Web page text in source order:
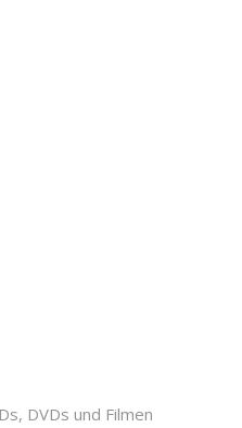
DVDs und Filmen